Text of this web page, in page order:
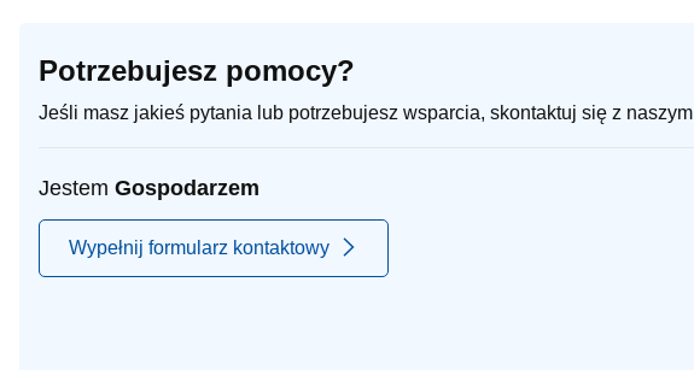
Potrzebujesz pomocy?
Jeśli masz jakieś pytania lub potrzebujesz wsparcia, skontaktuj się z naszym
Jestem Gospodarzem
Wypełnij formularz kontaktowy